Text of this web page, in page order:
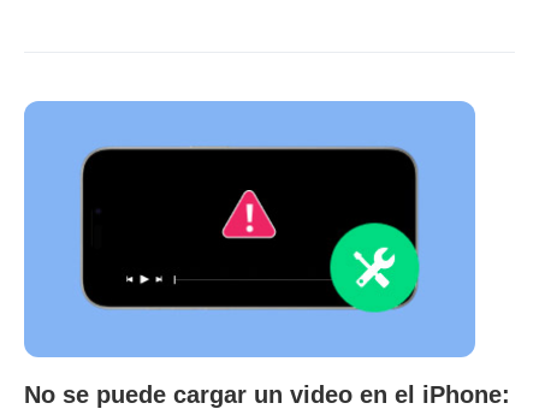
No se puede cargar un video en el iPhone: